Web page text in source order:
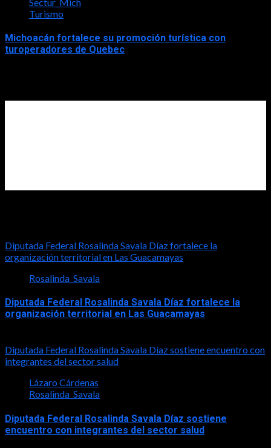
Turismo
Michoacán fortalece su promoción turística con
turoperadores de Quebec
Diputada Federal Rosalinda Savala Díaz fortalece la
organización territorial en Las Guacamayas
Rosalinda_Savala
Diputada Federal Rosalinda Savala Díaz fortalece la
organización territorial en Las Guacamayas
Diputada Federal Rosalinda Savala Díaz sostiene encuentro con
integrantes del sector salud
Lázaro Cárdenas
Rosalinda_Savala
Diputada Federal Rosalinda Savala Díaz sostiene
encuentro con integrantes del sector salud